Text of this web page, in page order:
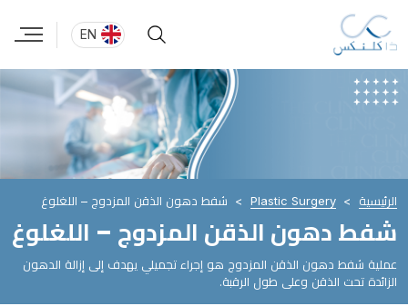
EN
الرئيسية Plastic Surgery شفط دهون الذقن المزدوج – اللغلوغ
شفط دهون الذقن المزدوج – اللغلوغ
عملية شفط دهون الذقن المزدوج هو إجراء تجميلي يهدف إلى إزالة الدهون
الزائدة تحت الذقن وعلى طول الرقبة.